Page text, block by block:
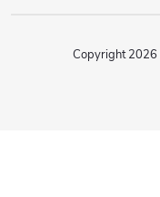
Copyright 2026